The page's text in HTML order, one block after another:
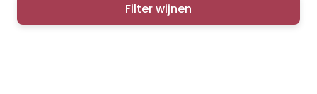
Filter wijnen